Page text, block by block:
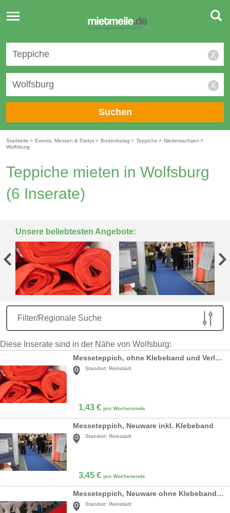
Toggle
navigation
X
X
Suchen
Startseite > Events, Messen & Partys> Bodenbelag > Teppiche > Niedersachsen >
Wolfsburg
Teppiche mieten in Wolfsburg
(6 Inserate)
Unsere beliebtesten Angebote:
Filter/Regionale Suche
Diese Inserate sind in der Nähe von Wolfsburg:
Messeteppich, ohne Klebeband und Verlegen
Standort: Reinstädt
1,43 € pro Wochenende
Messeteppich, Neuware inkl. Klebeband
Standort: Reinstädt
3,45 € pro Wochenende
Messeteppich, Neuware ohne Klebeband und Verlegen
Standort: Reinstädt